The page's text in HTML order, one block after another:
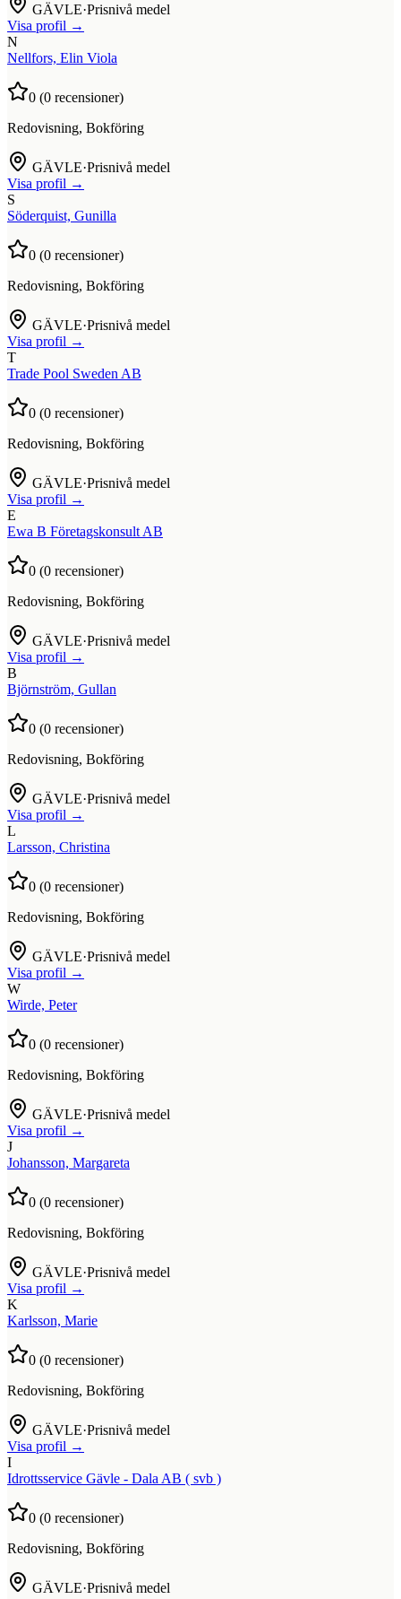
GÄVLE·Prisnivå medel
Visa profil →
N
Nellfors, Elin Viola
0 (0 recensioner)
Redovisning, Bokföring
GÄVLE·Prisnivå medel
Visa profil →
S
Söderquist, Gunilla
0 (0 recensioner)
Redovisning, Bokföring
GÄVLE·Prisnivå medel
Visa profil →
T
Trade Pool Sweden AB
0 (0 recensioner)
Redovisning, Bokföring
GÄVLE·Prisnivå medel
Visa profil →
E
Ewa B Företagskonsult AB
0 (0 recensioner)
Redovisning, Bokföring
GÄVLE·Prisnivå medel
Visa profil →
B
Björnström, Gullan
0 (0 recensioner)
Redovisning, Bokföring
GÄVLE·Prisnivå medel
Visa profil →
L
Larsson, Christina
0 (0 recensioner)
Redovisning, Bokföring
GÄVLE·Prisnivå medel
Visa profil →
W
Wirde, Peter
0 (0 recensioner)
Redovisning, Bokföring
GÄVLE·Prisnivå medel
Visa profil →
J
Johansson, Margareta
0 (0 recensioner)
Redovisning, Bokföring
GÄVLE·Prisnivå medel
Visa profil →
K
Karlsson, Marie
0 (0 recensioner)
Redovisning, Bokföring
GÄVLE·Prisnivå medel
Visa profil →
I
Idrottsservice Gävle - Dala AB ( svb )
0 (0 recensioner)
Redovisning, Bokföring
GÄVLE·Prisnivå medel